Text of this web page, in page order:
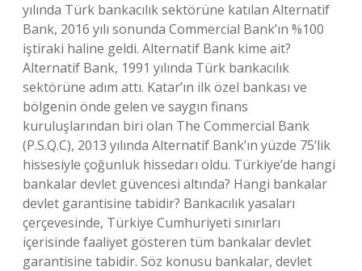
yılında Türk bankacılık sektörüne katılan Alternatif
Bank, 2016 yılı sonunda Commercial Bank’ın %100
iştiraki haline geldi. Alternatif Bank kime ait?
Alternatif Bank, 1991 yılında Türk bankacılık
sektörüne adım attı. Katar’ın ilk özel bankası ve
bölgenin önde gelen ve saygın finans
kuruluşlarından biri olan The Commercial Bank
(P.S.Q.C), 2013 yılında Alternatif Bank’ın yüzde 75’lik
hissesiyle çoğunluk hissedarı oldu. Türkiye’de hangi
bankalar devlet güvencesi altında? Hangi bankalar
devlet garantisine tabidir? Bankacılık yasaları
çerçevesinde, Türkiye Cumhuriyeti sınırları
içerisinde faaliyet gösteren tüm bankalar devlet
garantisine tabidir. Söz konusu bankalar, devlet